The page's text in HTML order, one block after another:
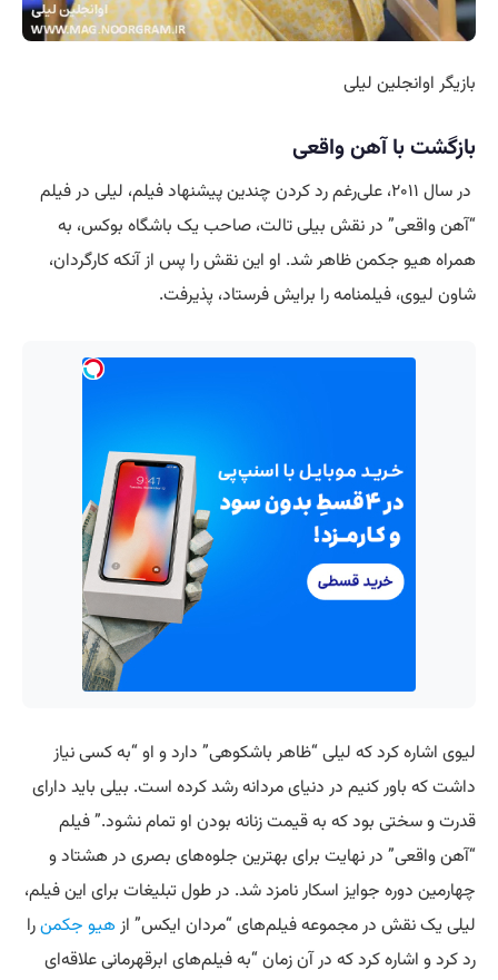
بازیگر اوانجلین لیلی
بازگشت با آهن واقعی
در سال ۲۰۱۱، علی‌رغم رد کردن چندین پیشنهاد فیلم، لیلی در فیلم
“آهن واقعی” در نقش بیلی تالت، صاحب یک باشگاه بوکس، به
همراه هیو جکمن ظاهر شد. او این نقش را پس از آنکه کارگردان،
شاون لیوی، فیلمنامه را برایش فرستاد، پذیرفت.
لیوی اشاره کرد که لیلی “ظاهر باشکوهی” دارد و او “به کسی نیاز
داشت که باور کنیم در دنیای مردانه رشد کرده است. بیلی باید دارای
قدرت و سختی بود که به قیمت زنانه بودن او تمام نشود.” فیلم
“آهن واقعی” در نهایت برای بهترین جلوه‌های بصری در هشتاد و
چهارمین دوره جوایز اسکار نامزد شد. در طول تبلیغات برای این فیلم،
لیلی یک نقش در مجموعه فیلم‌های “مردان ایکس” ازهیو جکمنرا
رد کرد و اشاره کرد که در آن زمان “به فیلم‌های ابرقهرمانی علاقه‌ای